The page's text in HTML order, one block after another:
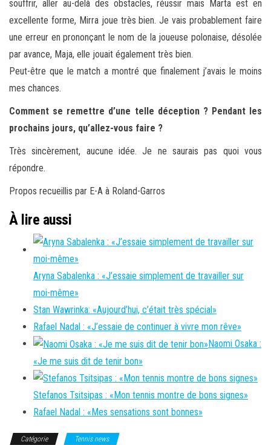
souffrir, aller au-delà des obstacles, réussir mais Marta est en
excellente forme, Mirra joue très bien. Je vais probablement faire
une erreur en prononçant le nom de la joueuse polonaise, désolée
par avance, Maja, elle jouait également très bien.
Peut-être que le match a montré que finalement j’avais le moins
mes chances.
Comment se remettre d’une telle déception ? Pendant les
prochains jours, qu’allez-vous faire ?
Très sincèrement, aucune idée. Je ne saurais pas quoi vous
répondre.
Propos recueillis par E-A à Roland-Garros
À lire aussi
Aryna Sabalenka : «J’essaie simplement de travailler sur
moi-même»
Stan Wawrinka: «Aujourd’hui, c’était très spécial»
Rafael Nadal : «J’essaie de continuer à vivre mon rêve»
Naomi Osaka :
«Je me suis dit de tenir bon»
Stefanos Tsitsipas : «Mon tennis montre de bons signes»
Rafael Nadal : «Mes sensations sont bonnes»
Catégorie Tennis news